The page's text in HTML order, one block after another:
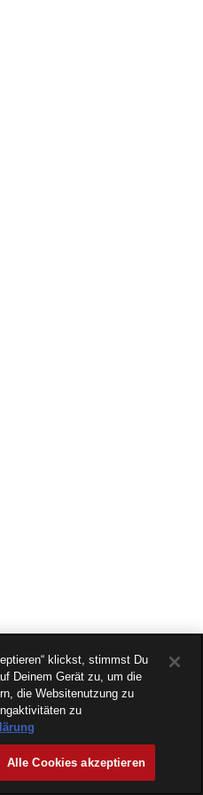
klickst, stimmst Du
Deinem Gerät zu, um die
die Websitenutzung zu
zu
Alle Cookies akzeptieren